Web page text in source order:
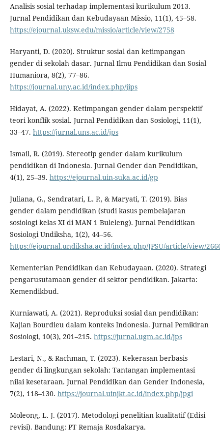
Analisis sosial terhadap implementasi kurikulum 2013.
Jurnal Pendidikan dan Kebudayaan Missio, 11(1), 45–58.
https://ejournal.uksw.edu/missio/article/view/2758
Haryanti, D. (2020). Struktur sosial dan ketimpangan
gender di sekolah dasar. Jurnal Ilmu Pendidikan dan Sosial
Humaniora, 8(2), 77–86.
https://journal.uny.ac.id/index.php/jips
Hidayat, A. (2022). Ketimpangan gender dalam perspektif
teori konflik sosial. Jurnal Pendidikan dan Sosiologi, 11(1),
33–47. https://jurnal.uns.ac.id/jps
Ismail, R. (2019). Stereotip gender dalam kurikulum
pendidikan di Indonesia. Jurnal Gender dan Pendidikan,
4(1), 25–39. https://ejournal.uin-suka.ac.id/gp
Juliana, G., Sendratari, L. P., & Maryati, T. (2019). Bias
gender dalam pendidikan (studi kasus pembelajaran
sosiologi kelas XI di MAN 1 Buleleng). Jurnal Pendidikan
Sosiologi Undiksha, 1(2), 44–56.
https://ejournal.undiksha.ac.id/index.php/JPSU/article/view/
Kementerian Pendidikan dan Kebudayaan. (2020). Strategi
pengarusutamaan gender di sektor pendidikan. Jakarta:
Kemendikbud.
Kurniawati, A. (2021). Reproduksi sosial dan pendidikan:
Kajian Bourdieu dalam konteks Indonesia. Jurnal Pemikiran
Sosiologi, 10(3), 201–215. https://jurnal.ugm.ac.id/jps
Lestari, N., & Rachman, T. (2023). Kekerasan berbasis
gender di lingkungan sekolah: Tantangan implementasi
nilai kesetaraan. Jurnal Pendidikan dan Gender Indonesia,
7(2), 118–130. https://journal.uinjkt.ac.id/index.php/jpgi
Moleong, L. J. (2017). Metodologi penelitian kualitatif (Edisi
revisi). Bandung: PT Remaja Rosdakarya.